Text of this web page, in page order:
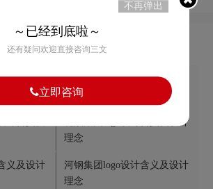
设计理念
民政部logo设计含义及设计理
念
计含义及
花旗集团logo设计含义及设计
理念
义及设计
河钢集团logo设计含义及设计
理念
不再弹出
～已经到底啦～
还有疑问欢迎直接咨询三文
立即咨询